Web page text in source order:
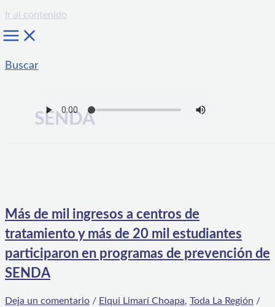
Ir al contenido
Buscar
SENDA
Más de mil ingresos a centros de
tratamiento y más de 20 mil estudiantes
participaron en programas de prevención de
SENDA
Deja un comentario / Elqui Limarí Choapa, Toda La Región /